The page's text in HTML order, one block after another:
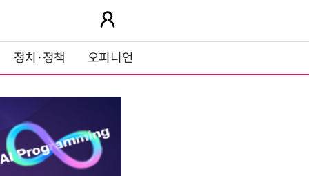
정치·정책 오피니언